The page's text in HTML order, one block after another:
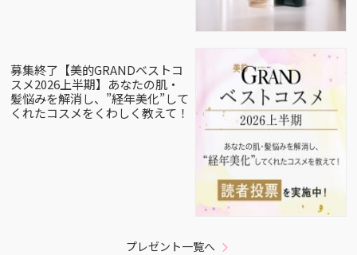
募集終了【美的GRANDベストコ
スメ2026上半期】あなたの肌・
髪悩みを解消し、”経年美化”して
くれたコスメをくわしく教えて！
プレゼント一覧へ